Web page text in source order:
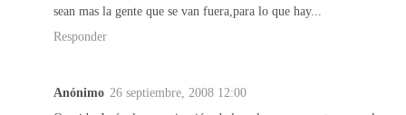
sean mas la gente que se van fuera,para lo que hay...
Responder
Anónimo 26 septiembre, 2008 12:00